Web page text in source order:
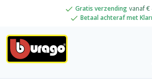
Gratis verzending vanaf €
Betaal achteraf met